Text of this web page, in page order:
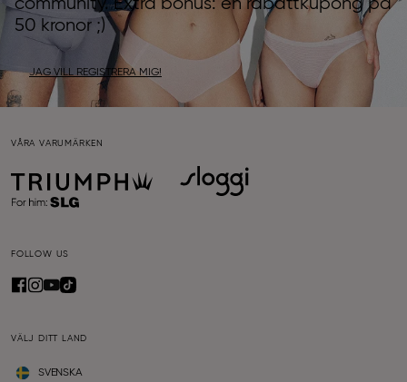
community. Extra bonus: en rabattkupong på
50 kronor ;)
JAG VILL REGISTRERA MIG!
VÅRA VARUMÄRKEN
FOLLOW US
VÄLJ DITT LAND
SVENSKA